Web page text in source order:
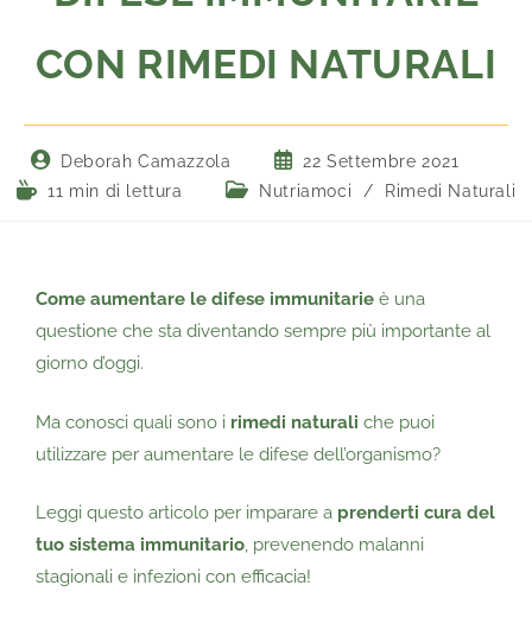
CON RIMEDI NATURALI
Deborah Camazzola
22 Settembre 2021
11 min di lettura
Nutriamoci / Rimedi Naturali
Come aumentare le difese immunitarie è una
questione che sta diventando sempre più importante al
giorno d’oggi.
Ma conosci quali sono i rimedi naturali che puoi
utilizzare per aumentare le difese dell’organismo?
Leggi questo articolo per imparare a prenderti cura del
tuo sistema immunitario, prevenendo malanni
stagionali e infezioni con efficacia!